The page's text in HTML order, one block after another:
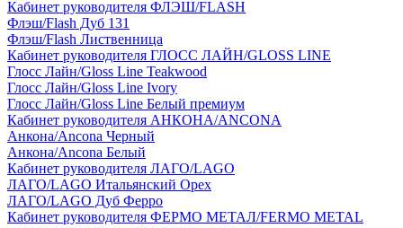
Кабинет руководителя ФЛЭШ/FLASH
Флэш/Flash Дуб 131
Флэш/Flash Лиственница
Кабинет руководителя ГЛОСС ЛАЙН/GLOSS LINE
Глосс Лайн/Gloss Line Teakwood
Глосс Лайн/Gloss Line Ivory
Глосс Лайн/Gloss Line Белый премиум
Кабинет руководителя АНКОНА/ANCONA
Анкона/Ancona Черный
Анкона/Ancona Белый
Кабинет руководителя ЛАГО/LAGO
ЛАГО/LAGO Итальянский Орех
ЛАГО/LAGO Дуб Ферро
Кабинет руководителя ФЕРМО МЕТАЛ/FERMO METAL